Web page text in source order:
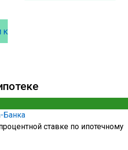
к
Банка
ставке по ипотечному